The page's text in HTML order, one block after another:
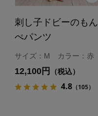
刺し子ドビーのもん
ぺパンツ
サイズ：M カラー：赤
12,100円 （税込）
4.8（105）